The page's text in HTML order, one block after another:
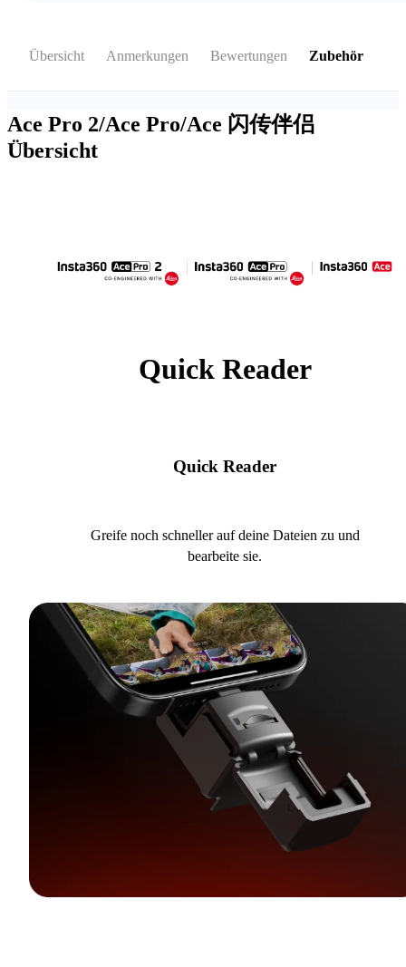
Übersicht Anmerkungen Bewertungen Zubehör
Ace Pro 2/Ace Pro/Ace 闪传伴侣
Übersicht
Quick Reader
Quick Reader
Greife noch schneller auf deine Dateien zu und
bearbeite sie.